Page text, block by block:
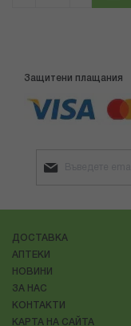
Защитени плащания
ДОСТАВКА
АПТЕКИ
НОВИНИ
ЗА НАС
КОНТАКТИ
КАРТА НА САЙТА